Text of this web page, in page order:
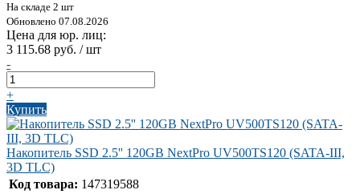
На складе 2 шт
Обновлено 07.08.2026
Цена для юр. лиц:
3 115.68 руб. / шт
-
+
Купить
Накопитель SSD 2.5'' 120GB NextPro UV500TS120 (SATA-III,
3D TLC)
Код товара: 147319588